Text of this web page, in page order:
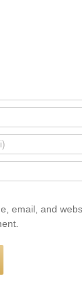
email, and